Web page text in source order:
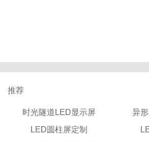
推荐
时光隧道LED显示屏
异
LED圆柱屏定制